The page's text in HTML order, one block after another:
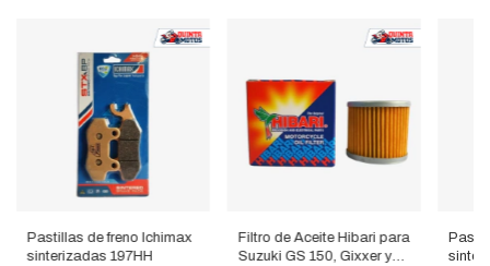
Pastillas de freno Ichimax
sinterizadas 197HH
Filtro de Aceite Hibari para
Suzuki GS 150, Gixxer y